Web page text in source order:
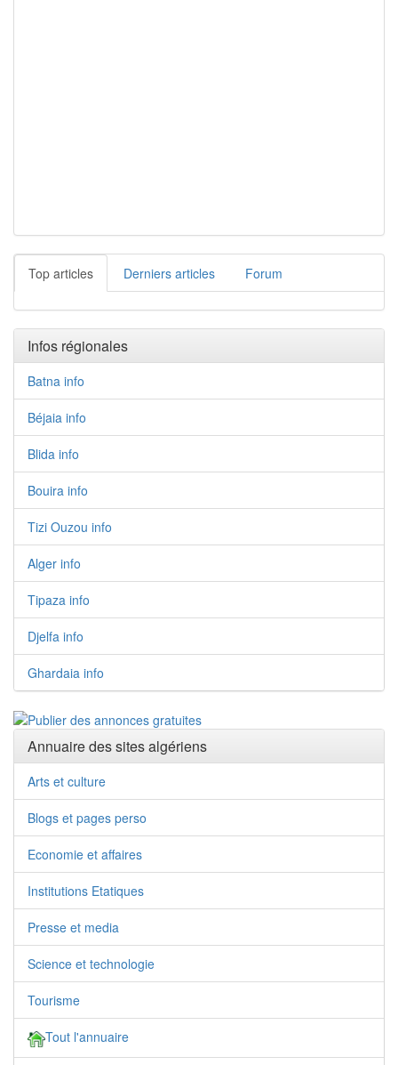
Top articles Derniers articles Forum
Infos régionales
Batna info
Béjaia info
Blida info
Bouira info
Tizi Ouzou info
Alger info
Tipaza info
Djelfa info
Ghardaia info
Annuaire des sites algériens
Arts et culture
Blogs et pages perso
Economie et affaires
Institutions Etatiques
Presse et media
Science et technologie
Tourisme
Tout l'annuaire